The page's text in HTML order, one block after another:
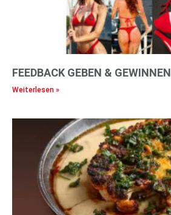
FEEDBACK GEBEN & GEWINNEN
Weiterlesen »